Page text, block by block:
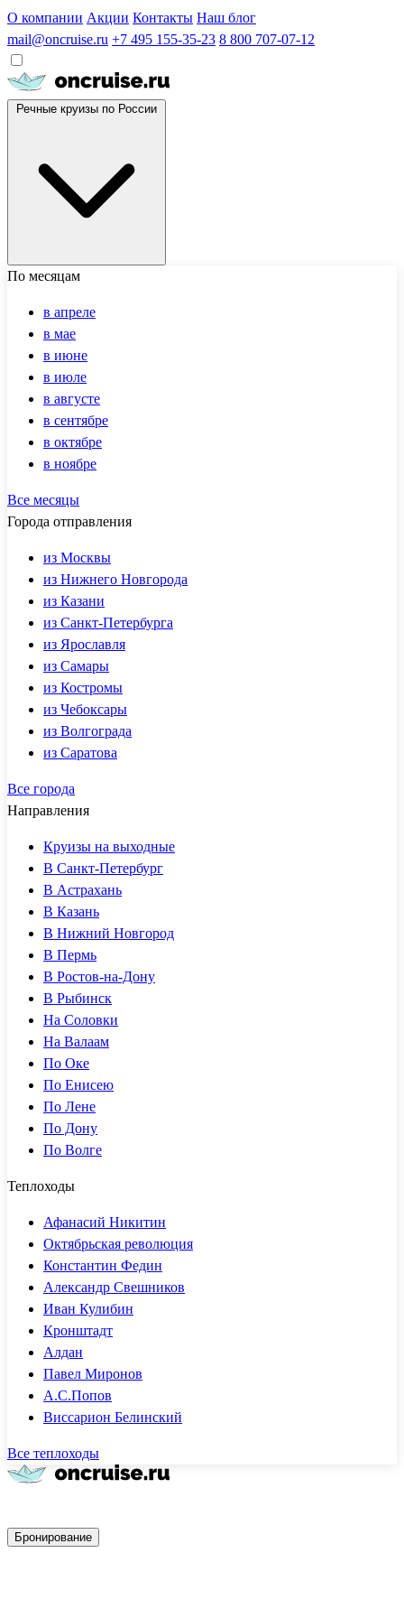
О компании Акции Контакты Наш блог
mail@oncruise.ru +7 495 155-35-23 8 800 707-07-12
По месяцам
в апреле
в мае
в июне
в июле
в августе
в сентябре
в октябре
в ноябре
Все месяцы
Города отправления
из Москвы
из Нижнего Новгорода
из Казани
из Санкт-Петербурга
из Ярославля
из Самары
из Костромы
из Чебоксары
из Волгограда
из Саратова
Все города
Направления
Круизы на выходные
В Санкт-Петербург
В Астрахань
В Казань
В Нижний Новгород
В Пермь
В Ростов-на-Дону
В Рыбинск
На Соловки
На Валаам
По Оке
По Енисею
По Лене
По Дону
По Волге
Теплоходы
Афанасий Никитин
Октябрьская революция
Константин Федин
Александр Свешников
Иван Кулибин
Кронштадт
Алдан
Павел Миронов
А.С.Попов
Виссарион Белинский
Все теплоходы
Бронирование